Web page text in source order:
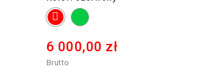
czerwony
zielony
6 000,00 zł
Brutto